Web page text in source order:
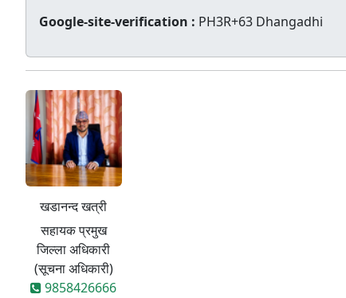
Google-site-verification : PH3R+63 Dhangadhi
खडानन्द खत्री
सहायक प्रमुख
जिल्ला अधिकारी
(सूचना अधिकारी)
9858426666